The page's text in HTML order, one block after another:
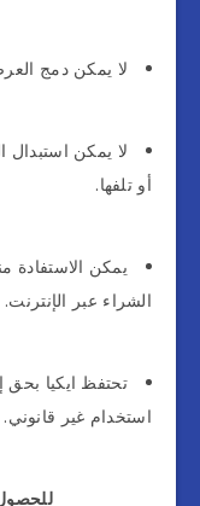
لا يمكن دمج
لا يمكن استبدال
أو تلفها.
يمكن الاستفادة
الشراء عبر الإنترنت.
تحتفظ ايكيا بحق
استخدام غير قانوني.